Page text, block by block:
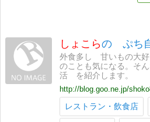
しょこらの ぷち
外食多し 甘いもの大
のことも気になる。そ
活 を紹介します。
http://blog.goo.ne.jp/
レストラン・飲食店